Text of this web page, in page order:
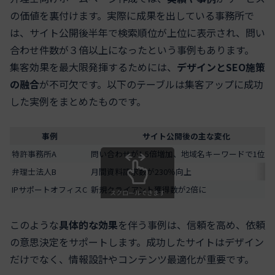
の価値を裏付けます。実際に成果を出している事務所で
は、サイト公開後半年で検索順位が上位に表示され、問い
合わせ件数が３倍以上になったという事例もあります。
集客効果を最大限発揮するためには、 デザインとSEO施策
の融合が不可欠です。以下のテーブルは集客アップに成功
した実例をまとめたものです。
事例
サイト公開後の主な変化
特許事務所A
問い合わせが1.5倍増加、地域名キーワードで1位
弁理士法人B
月間資料請求数が230％向上
IPサポートオフィスC 新規クライアント獲得数が2倍に
スクロールできます
このような具体的な効果を伴う事例は、信頼を高め、依頼
の意思決定をサポートします。成功したサイトはデザイン
だけでなく、情報設計やコンテンツ最適化が重要です。